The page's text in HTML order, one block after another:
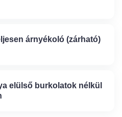
árnyékoló (zárható)
elülső burkolatok nélkül